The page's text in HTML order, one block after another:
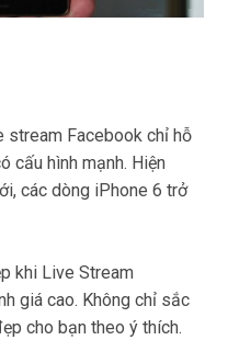
stream Facebook chỉ hỗ
cấu hình mạnh. Hiện
các dòng iPhone 6 trở
khi Live Stream
giá cao. Không chỉ sắc
cho bạn theo ý thích.